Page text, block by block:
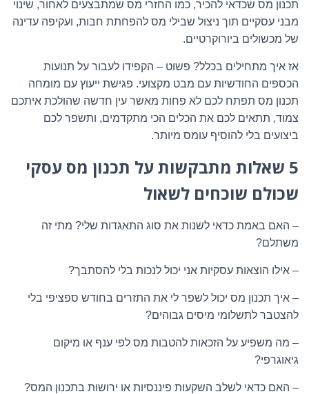
תכנון מס שכדאי להכיר, כמו החזרי מס שמתבצעים לאחור, שינוי
מבני עסקיים תוך ניצול שבילי מס להפחתת חבות, ועקיפה עדינה
של מכשולים ביורוקרטיים.
אז איך מתחילים בכלל? פשוט – הקפידו לעבור על תנועות
הכספים החודשיות עם מבט מקצועי. פגישת ייעוץ עם מומחה
תכנון מס תפתח לכם לא פחות מאשר עין חדשה שהולכת איתכם
צמוד, תתאים לכם את הכלים הכי מתקדמים, ותשפר לכם
ביצועים בלי להוסיף עומס מיותר.
5 שאלות מתבקשות על תכנון מס עסקי
שכולם שוכחים לשאול
– האם באמת כדאי לשנות את סוג התאגדות שלי? מתי זה
משתלם?
– אילו הוצאות עסקיות אני יכול לנכות בלי להסתבך?
– איך תכנון מס יכול לשפר לי את התזרים בחודש ספציפי בלי
להצטבר לתשלומי מיסים גבוהים?
– מה משפיע על הזכאות להטבות מס לפי ענף או מיקום
גיאוגרפי?
– האם כדאי לשלב השקעות פיננסיות או ירושות בתכנון המס?